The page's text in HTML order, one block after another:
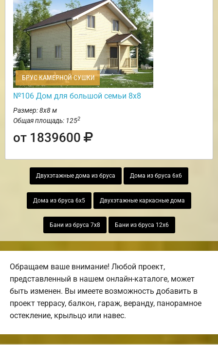
БРУС КАМЕРНОЙ СУШКИ
№106 Дом для большой семьи 8х8
Размер: 8х8 м
Общая площадь: 1252
от 1839600
Двухэтажные дома из бруса Дома из бруса 6х6
Дома из бруса 6х5 Двухэтажные каркасные дома
Бани из бруса 7х8 Бани из бруса 12х6
Обращаем ваше внимание! Любой проект,
представленный в нашем онлайн-каталоге, может
быть изменен. Вы имеете возможность добавить в
проект террасу, балкон, гараж, веранду, панорамное
остекление, крыльцо или навес.